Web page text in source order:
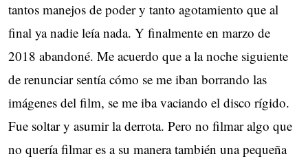
tantos manejos de poder y tanto agotamiento que al
final ya nadie leía nada. Y finalmente en marzo de
2018 abandoné. Me acuerdo que a la noche siguiente
de renunciar sentía cómo se me iban borrando las
imágenes del film, se me iba vaciando el disco rígido.
Fue soltar y asumir la derrota. Pero no filmar algo que
no quería filmar es a su manera también una pequeña